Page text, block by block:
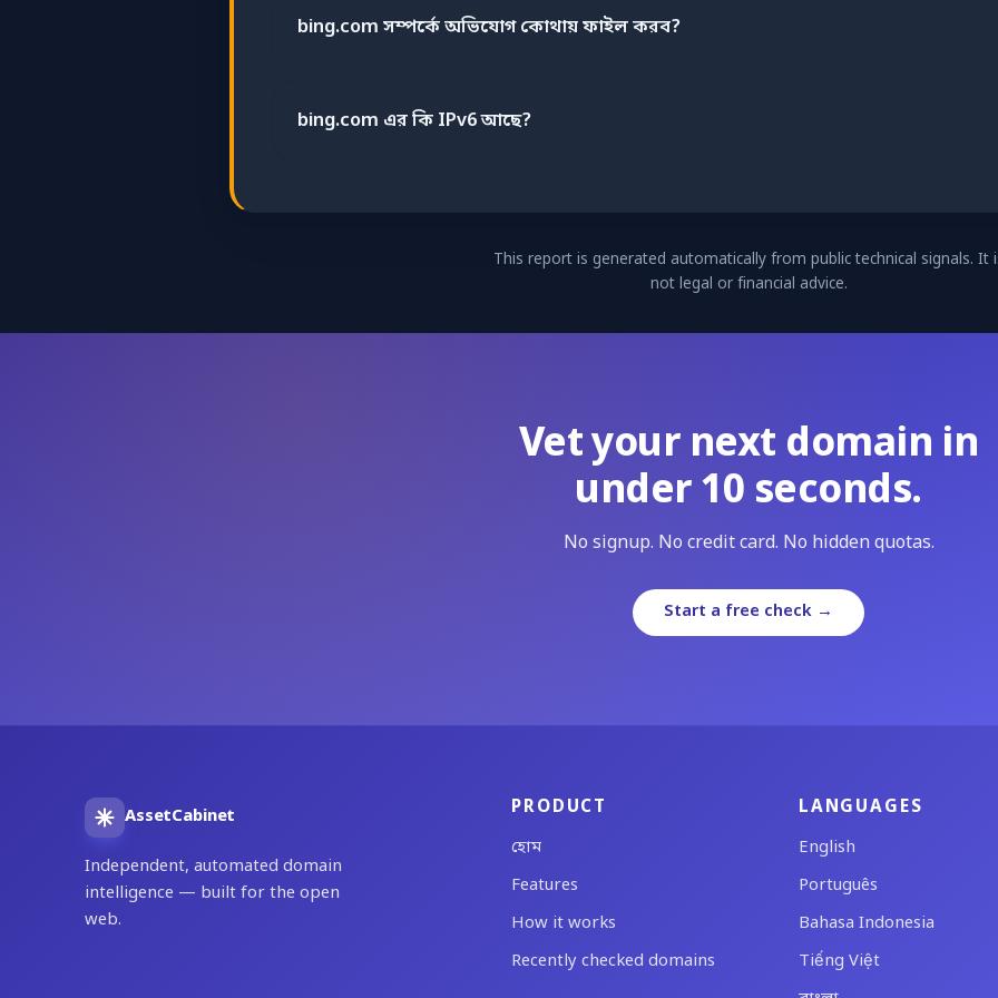
bing.com সম্পর্কে অভিযোগ কোথায় ফাইল করব?
bing.com এর কি IPv6 আছে?
This report is generated automatically from public technical signals. It
not legal or financial advice.
Vet your next domain in
under 10 seconds.
No signup. No credit card. No hidden quotas.
Start a free check →
AssetCabinet
Independent, automated domain
intelligence — built for the open
web.
PRODUCT
হোম
Features
How it works
Recently checked domains
LANGUAGES
English
Português
Bahasa Indonesia
Tiếng Việt